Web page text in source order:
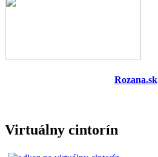
Rozana.sk
Virtuálny cintorín